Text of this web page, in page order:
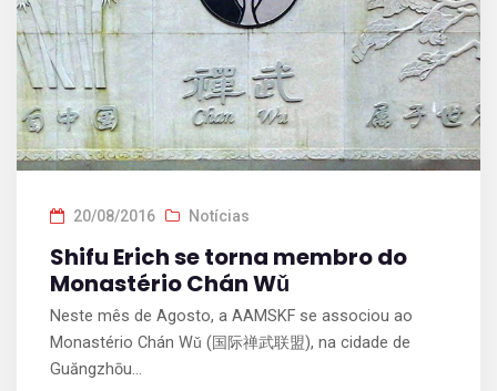
20/08/2016 Notícias
Shifu Erich se torna membro do
Monastério Chán Wǔ
Neste mês de Agosto, a AAMSKF se associou ao
Monastério Chán Wǔ (国际禅武联盟), na cidade de
Guăngzhōu...